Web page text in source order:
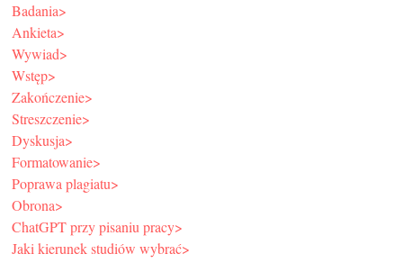
Badania>
Ankieta>
Wywiad>
Wstęp>
Zakończenie>
Streszczenie>
Dyskusja>
Formatowanie>
Poprawa plagiatu>
Obrona>
ChatGPT przy pisaniu pracy>
Jaki kierunek studiów wybrać>